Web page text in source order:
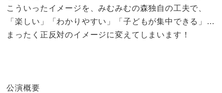
こういったイメージを、みむみむの森独自の工夫で、
「楽しい」「わかりやすい」「子どもが集中できる」…
まったく正反対のイメージに変えてしまいます！
公演概要